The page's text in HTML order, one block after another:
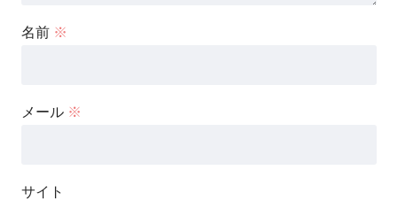
名前 ※
メール ※
サイト